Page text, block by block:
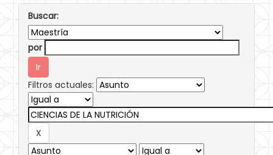
Buscar:
por
Filtros actuales: